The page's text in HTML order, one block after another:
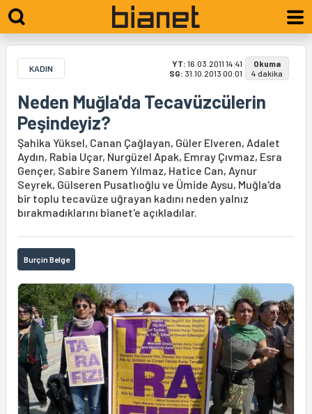
KADIN YT: 16.03.2011 14:41
SG: 31.10.2013 00:01
Okuma
4 dakika
Neden Muğla'da Tecavüzcülerin
Peşindeyiz?
Şahika Yüksel, Canan Çağlayan, Güler Elveren, Adalet
Aydın, Rabia Uçar, Nurgüzel Apak, Emray Çıvmaz, Esra
Gençer, Sabire Sanem Yılmaz, Hatice Can, Aynur
Seyrek, Gülseren Pusatlıoğlu ve Ümide Aysu, Muğla'da
bir toplu tecavüze uğrayan kadını neden yalnız
bırakmadıklarını bianet'e açıkladılar.
Burçin Belge